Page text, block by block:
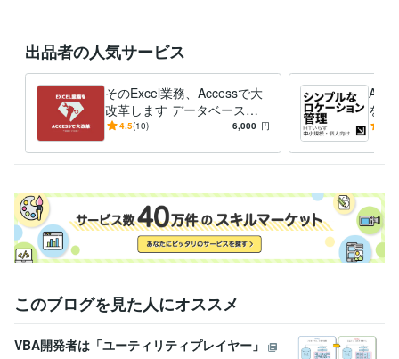
出品者の人気サービス
そのExcel業務、Accessで大
改革します データベース化
＆使いやすいインターフェー
4.5(10) 6,000 円
をご
ル
このブログを見た人にオススメ
VBA開発者は「ユーティリティプレイヤー」